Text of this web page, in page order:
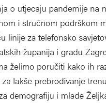
o utjecaju pandemije na
i stručnom podrškom
linije za telefonsko
županija i gradu
želimo poručiti kako ih
lakše prebrođivanje
demografiju i mlade